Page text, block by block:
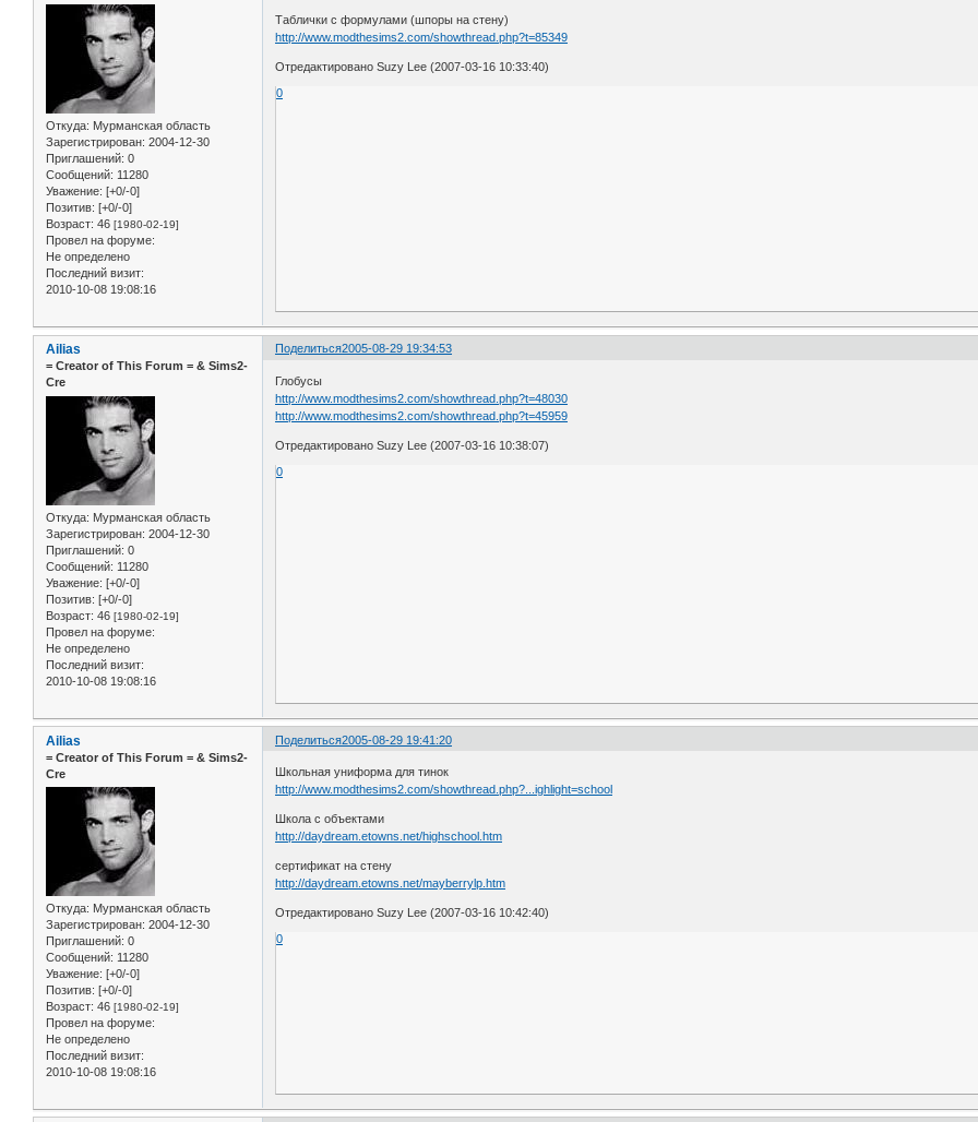
Откуда: Мурманская область
Зарегистрирован: 2004-12-30
Приглашений: 0
Сообщений: 11280
Уважение: [+0/-0]
Позитив: [+0/-0]
Возраст: 46 [1980-02-19]
Провел на форуме:
Не определено
Последний визит:
2010-10-08 19:08:16
Таблички с формулами (шпоры на стену)
http://www.modthesims2.com/showthread.php?t=85349
Отредактировано Suzy Lee (2007-03-16 10:33:40)
0
Поделиться2005-08-29 19:34:53
Ailias
= Сreator of This Forum = & Sims2-
Cre
Откуда: Мурманская область
Зарегистрирован: 2004-12-30
Приглашений: 0
Сообщений: 11280
Уважение: [+0/-0]
Позитив: [+0/-0]
Возраст: 46 [1980-02-19]
Провел на форуме:
Не определено
Последний визит:
2010-10-08 19:08:16
Глобусы
http://www.modthesims2.com/showthread.php?t=48030
http://www.modthesims2.com/showthread.php?t=45959
Отредактировано Suzy Lee (2007-03-16 10:38:07)
0
Поделиться2005-08-29 19:41:20
Ailias
= Сreator of This Forum = & Sims2-
Cre
Откуда: Мурманская область
Зарегистрирован: 2004-12-30
Приглашений: 0
Сообщений: 11280
Уважение: [+0/-0]
Позитив: [+0/-0]
Возраст: 46 [1980-02-19]
Провел на форуме:
Не определено
Последний визит:
2010-10-08 19:08:16
Школьная униформа для тинок
http://www.modthesims2.com/showthread.php?...ighlight=school
Школа с объектами
http://daydream.etowns.net/highschool.htm
сертификат на стену
http://daydream.etowns.net/mayberrylp.htm
Отредактировано Suzy Lee (2007-03-16 10:42:40)
0